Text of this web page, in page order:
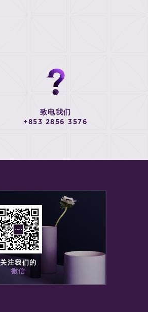
致电我们
+853 2856 3576
关注我们的
微信